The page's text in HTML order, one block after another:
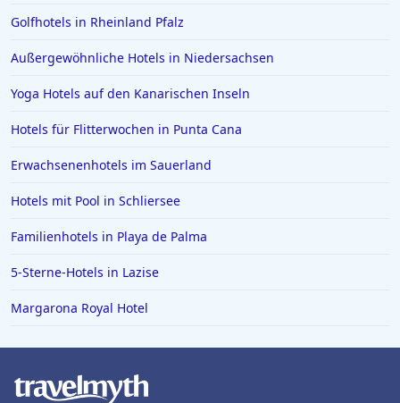
Golfhotels in Rheinland Pfalz
Außergewöhnliche Hotels in Niedersachsen
Yoga Hotels auf den Kanarischen Inseln
Hotels für Flitterwochen in Punta Cana
Erwachsenenhotels im Sauerland
Hotels mit Pool in Schliersee
Familienhotels in Playa de Palma
5-Sterne-Hotels in Lazise
Margarona Royal Hotel